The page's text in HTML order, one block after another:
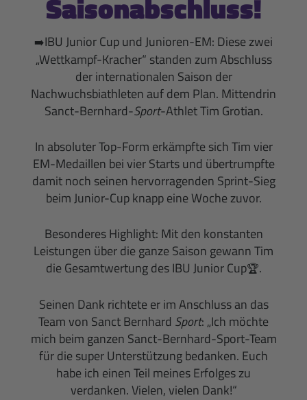
Saisonabschluss!
➡️IBU Junior Cup und Junioren-EM: Diese zwei
„Wettkampf-Kracher“ standen zum Abschluss
der internationalen Saison der
Nachwuchsbiathleten auf dem Plan. Mittendrin
Sanct-Bernhard-Sport-AthletTim Grotian.
In absoluter Top-Form erkämpfte sich Tim vier
EM-Medaillen bei vier Starts und übertrumpfte
damit noch seinen hervorragenden Sprint-Sieg
beim Junior-Cup knapp eine Woche zuvor.
BesonderesHighlight: Mit den konstanten
Leistungen über die ganze Saison gewann Tim
die Gesamtwertung des IBU Junior Cup🏆.
Seinen Dank richtete er im Anschluss an das
Team von Sanct Bernhard Sport: „Ich möchte
mich beim ganzen Sanct-Bernhard-Sport-Team
für die super Unterstützung bedanken. Euch
habe ich einen Teil meines Erfolges zu
verdanken. Vielen, vielen Dank!“